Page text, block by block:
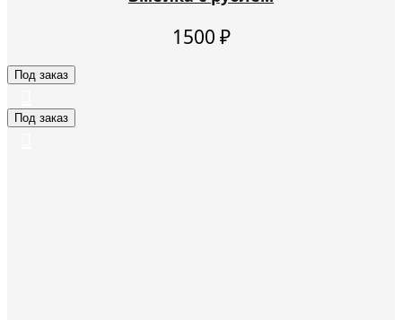
1500 ₽
Под заказ
Под заказ